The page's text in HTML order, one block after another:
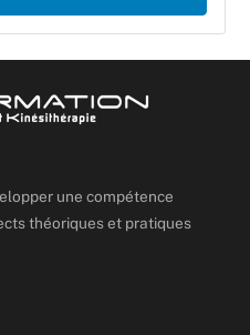
une compétence
théoriques et pratiques